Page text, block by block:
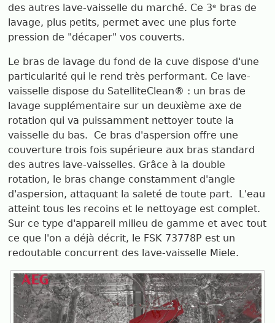
des autres lave-vaisselle du marché. Ce 3ᵉ bras de
lavage, plus petits, permet avec une plus forte
pression de "décaper" vos couverts.
Le bras de lavage du fond de la cuve dispose d'une
particularité qui le rend très performant. Ce lave-
vaisselle dispose du SatelliteClean® : un bras de
lavage supplémentaire sur un deuxième axe de
rotation qui va puissamment nettoyer toute la
vaisselle du bas. Ce bras d'aspersion offre une
couverture trois fois supérieure aux bras standard
des autres lave-vaisselles. Grâce à la double
rotation, le bras change constamment d'angle
d'aspersion, attaquant la saleté de toute part. L'eau
atteint tous les recoins et le nettoyage est complet.
Sur ce type d'appareil milieu de gamme et avec tout
ce que l'on a déjà décrit, le FSK 73778P est un
redoutable concurrent des lave-vaisselle Miele.